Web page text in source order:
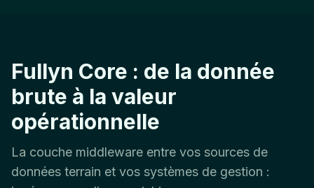
Fullyn Core : de la donnée
brute à la valeur
opérationnelle
La couche middleware entre vos sources de
données terrain et vos systèmes de gestion :